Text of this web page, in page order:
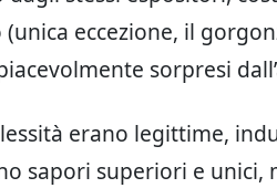
eccezione, il
sorpresi
erano legittime,
sapori superiori e unici,